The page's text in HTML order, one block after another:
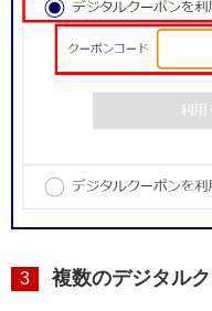
3 複数のデジタル